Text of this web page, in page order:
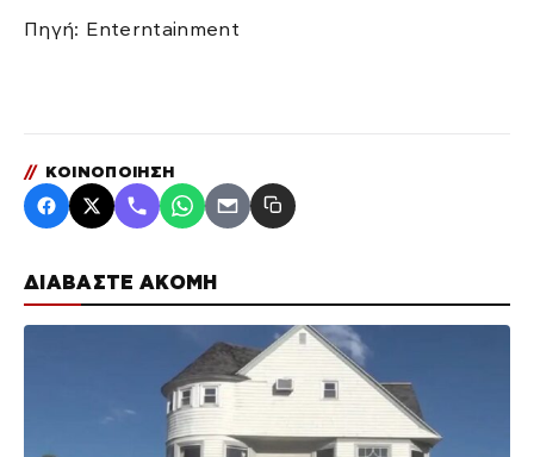
ΔΙΑΒΑΣΤΕ ΑΚΟΜΗ
Πηγή: Enterntainment
// ΚΟΙΝΟΠΟΙΗΣΗ